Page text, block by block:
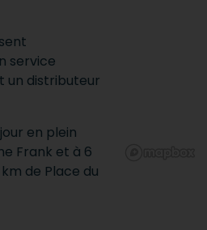
service
un distributeur
en plein
Frank et à 6
de Place du